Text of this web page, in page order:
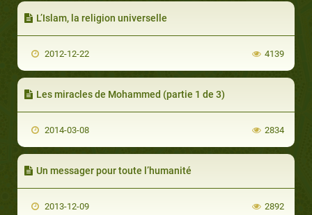
L’Islam, la religion universelle
2012-12-22 4139
Les miracles de Mohammed (partie 1 de 3)
2014-03-08 2834
Un messager pour toute l’humanité
2013-12-09 2892